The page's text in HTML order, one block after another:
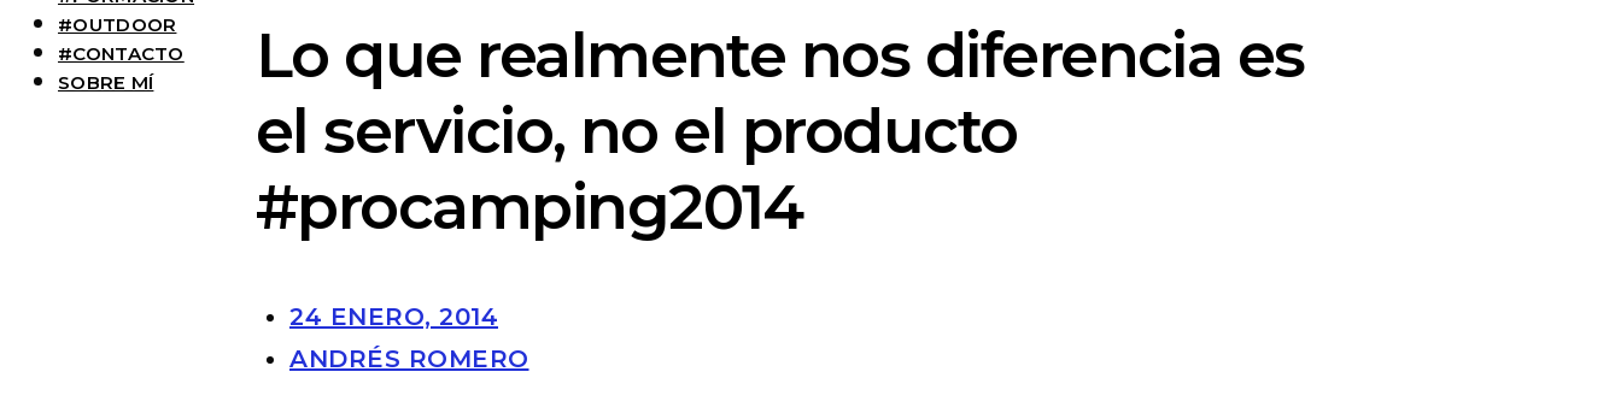
#OUTDOOR
#CONTACTO
SOBRE MÍ
Lo que realmente nos diferencia es
el servicio, no el producto
#procamping2014
24 ENERO, 2014
ANDRÉS ROMERO